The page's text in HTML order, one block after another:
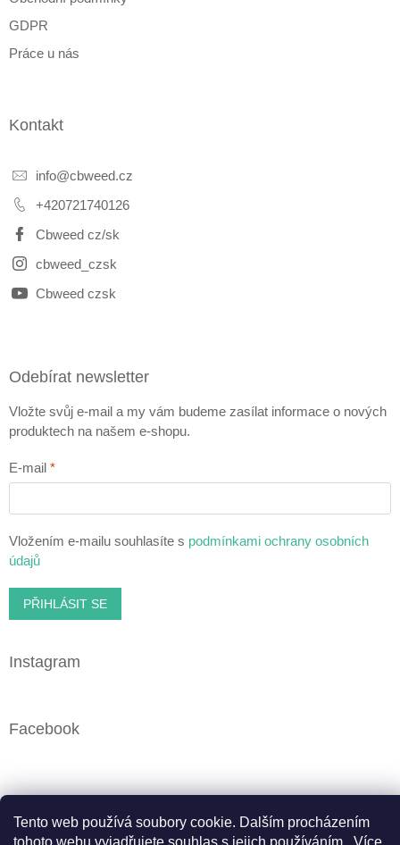
Tento web používá soubory cookie. Dalším procházením
tohoto webu vyjadřujete souhlas s jejich používáním.. Více
GDPR
Práce u nás
Kontakt
info@cbweed.cz
+420721740126
Cbweed cz/sk
cbweed_czsk
Cbweed czsk
Odebírat newsletter
Vložte svůj e-mail a my vám budeme zasílat informace o nových
produktech na našem e-shopu.
E-mail
Vložením e-mailu souhlasíte s podmínkami ochrany osobních
údajů
PŘIHLÁSIT SE
Instagram
Facebook